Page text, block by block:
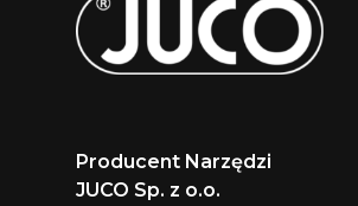
Producent Narzędzi
JUCO Sp. z o.o.